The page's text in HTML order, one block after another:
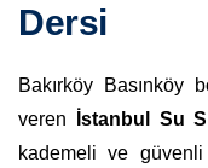
Dersi
Bakırköy Basınköy
veren
İstanbul Su
kademeli ve